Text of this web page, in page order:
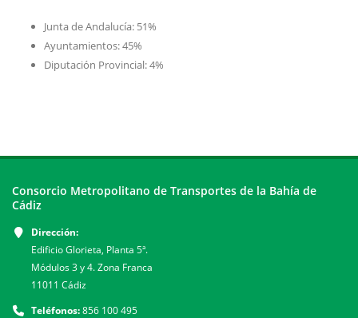
Junta de Andalucía: 51%
Ayuntamientos: 45%
Diputación Provincial: 4%
Consorcio Metropolitano de Transportes de la Bahía de
Cádiz
Dirección:
Edificio Glorieta, Planta 5ª.
Módulos 3 y 4. Zona Franca
11011 Cádiz
Teléfonos:856 100 495